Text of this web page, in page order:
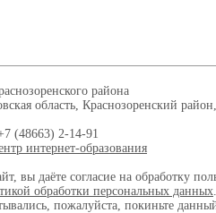
района
область, Краснозоренский
(48663) 2-14-91
интернет-образования
вы даёте согласие на обработку
обработки персональных данных
пожалуйста, покиньте